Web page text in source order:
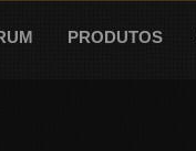
PRODUTOS